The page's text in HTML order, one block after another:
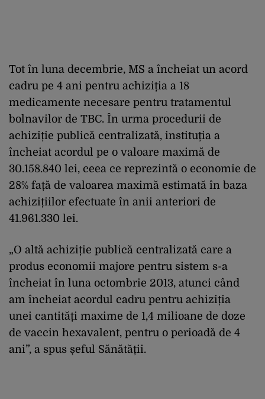
Tot în luna decembrie, MS a încheiat un acord
cadru pe 4 ani pentru achiziția a 18
medicamente necesare pentru tratamentul
bolnavilor de TBC. În urma procedurii de
achiziție publică centralizată, instituția a
încheiat acordul pe o valoare maximă de
30.158.840 lei, ceea ce reprezintă o economie de
28% față de valoarea maximă estimată în baza
achizițiilor efectuate în anii anteriori de
41.961.330 lei.
„O altă achiziție publică centralizată care a
produs economii majore pentru sistem s-a
încheiat în luna octombrie 2013, atunci când
am încheiat acordul cadru pentru achiziția
unei cantități maxime de 1,4 milioane de doze
de vaccin hexavalent, pentru o perioadă de 4
ani”, a spus șeful Sănătății.